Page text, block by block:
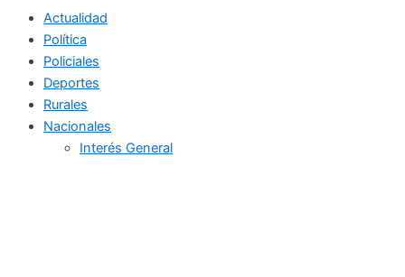
Actualidad
Política
Policiales
Deportes
Rurales
Nacionales
Interés General